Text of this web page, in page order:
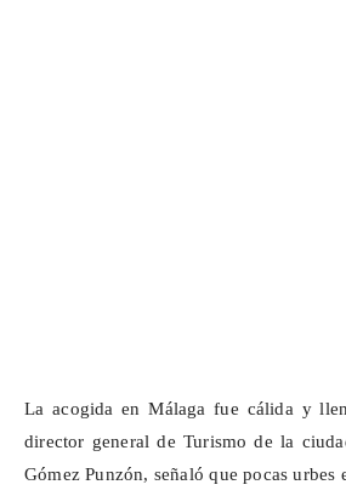
La acogida en Málaga fue cálida y
director general de Turismo de la
Gómez Punzón, señaló que pocas urbes